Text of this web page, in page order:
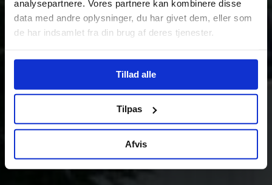
analysepartnere. Vores partnere kan kombinere disse
data med andre oplysninger, du har givet dem, eller som
de har indsamlet fra din brug af deres tjenester.
Tillad alle
Tilpas
Afvis